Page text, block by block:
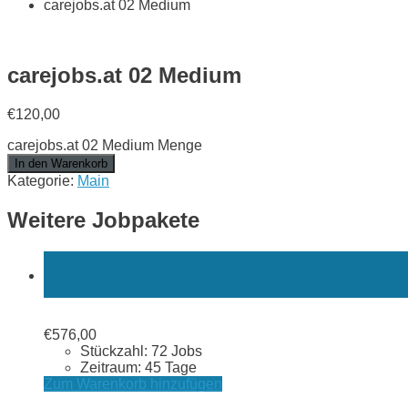
carejobs.at 02 Medium
carejobs.at 02 Medium
€120,00
carejobs.at 02 Medium Menge
In den Warenkorb
Kategorie: Main
Weitere Jobpakete
€576,00
Stückzahl: 72 Jobs
Zeitraum: 45 Tage
Zum Warenkorb hinzufügen